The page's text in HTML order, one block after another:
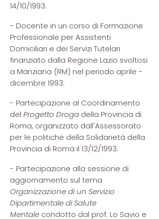
14/10/1993.
- Docente in un corso di Formazione
Professionale per Assistenti
Domiciliari e dei Servizi Tutelari
finanziato dalla Regione Lazio svoltosi
a Manziana (RM) nel periodo aprile -
dicembre 1993.
- Partecipazione al Coordinamento
del Progetto Droga della Provincia di
Roma, organizzato dall'Assessorato
per le politiche della Solidarietà della
Provincia di Roma il 13/12/1993.
- Partecipazione alla sessione di
aggiornamento sul tema
Organizzazione di un Servizio
Dipartimentale di Salute
Mentale condotto dal prof. Lo Savio e